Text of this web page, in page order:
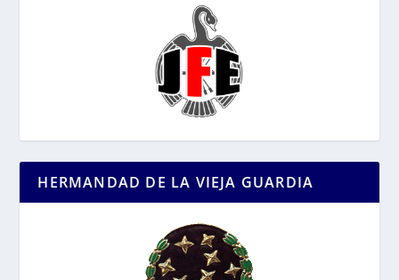
HERMANDAD DE LA VIEJA GUARDIA